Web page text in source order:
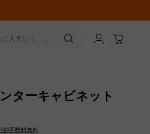
に入力して、
ターキャビネット
割手数料無料